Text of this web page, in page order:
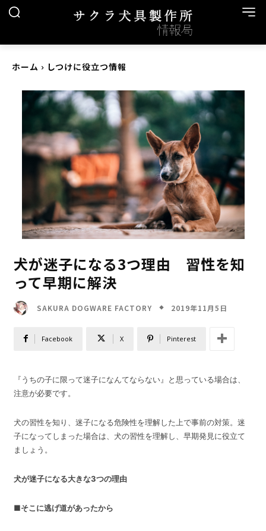
ホーム しつけに役立つ情報
犬が迷子になる3つ理由 習性を知
って早期に解決
SAKURA DOGWARE FACTORY 2019年11月5日
Facebook X Pinterest
『うちの子に限って迷子になんてならない』と思っている場合は、
注意が必要です。
犬の習性を知り、迷子になる危険性を理解した上で事前の対策。迷
子になってしまった場合は、犬の習性を理解し、早期発見に役立て
ましょう。
犬が迷子になる大きな3つの理由
■そこに逃げ道があったから